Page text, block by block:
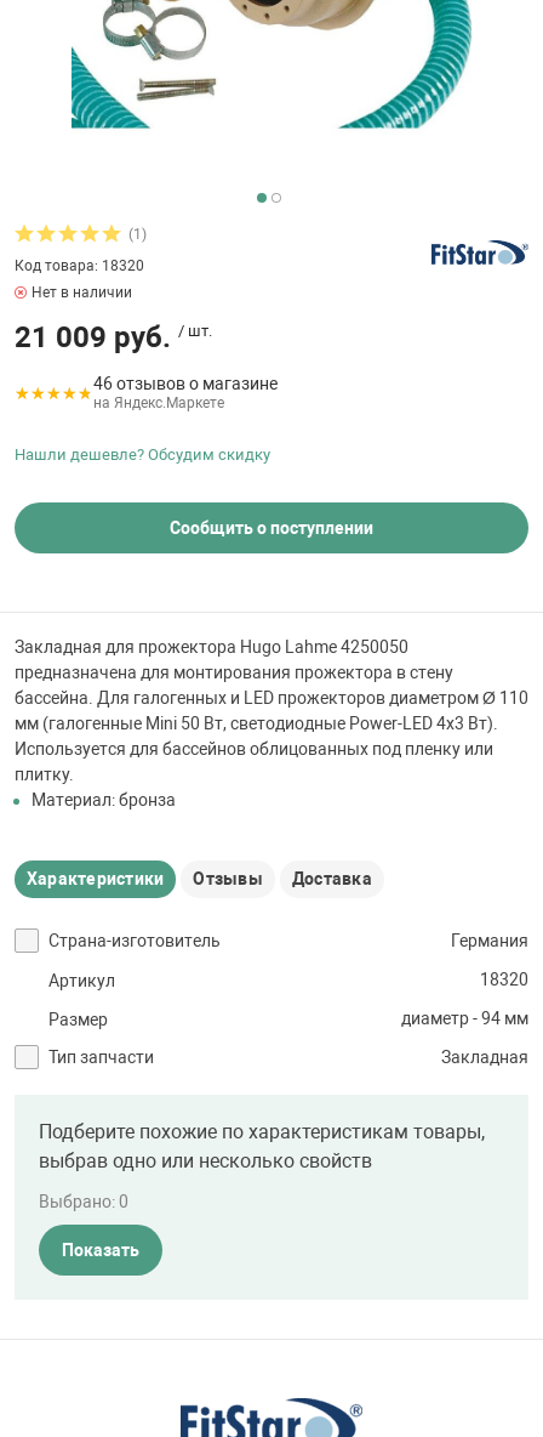
бассейнов
Запчасти,
аксессуары
Тепловые
и
Гейзеры
Запчасти и
для дезинфекции
Запчасти,
аксессуары
бассейна
Зонты и
Комплекты
материалы
Пульты
мощности
(1)
Код товара: 18320
Нет в наличии
21 009 руб. / шт.
46 отзывов о магазине
на Яндекс.Маркете
Нашли дешевле? Обсудим скидку
Закладная для прожектора Hugo Lahme 4250050
предназначена для монтирования прожектора в стену
бассейна. Для галогенных и LED прожекторов диаметром Ø 110
мм (галогенные Mini 50 Вт, светодиодные Power-LED 4х3 Вт).
Используется для бассейнов облицованных под пленку или
плитку.
Материал: бронза
Сообщить о поступлении
Характеристики Отзывы Доставка
Страна-изготовитель Германия
Артикул 18320
Размер
диаметр - 94 мм
Тип запчасти
Закладная
Подберите похожие по характеристикам товары,
выбрав одно или несколько свойств
Выбрано:0
Показать